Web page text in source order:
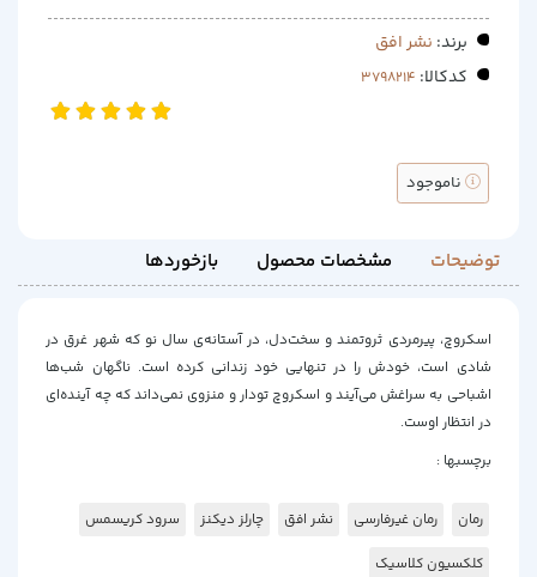
برند: نشر افق
کدکالا:
ناموجود
توضیحات مشخصات محصول بازخوردها
اسکروچ، پیرمردی ثروتمند و سخت‌دل، در آستانه‌ی سال نو که شهر غرق در
شادی است، خودش را در تنهایی خود زندانی کرده است. ناگهان شب‌ها
اشباحی به سراغش می‌آیند و اسکروچ تودار و منزوی نمی‌داند که چه آینده‌ای
در انتظار اوست.
برچسبها :
رمان رمان غیرفارسی نشر افق چارلز دیکنز سرود کریسمس
کلکسیون کلاسیک